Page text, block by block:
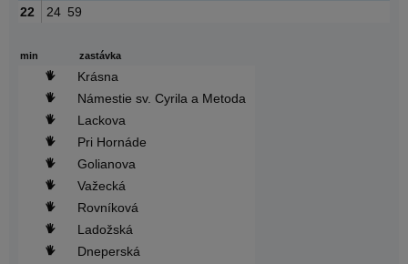
min zastávka
Krásna
Námestie sv. Cyrila a Metoda
Lackova
Pri Hornáde
Golianova
Važecká
Rovníková
Ladožská
Dneperská
22
24 59